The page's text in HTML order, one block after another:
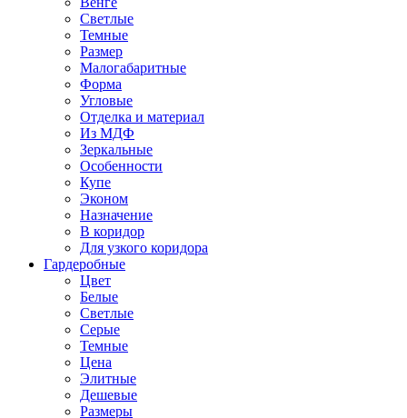
Светлые
Темные
Размер
Малогабаритные
Форма
Угловые
Отделка и материал
Из МДФ
Зеркальные
Особенности
Купе
Эконом
Назначение
В коридор
Для узкого коридора
Гардеробные
Цвет
Белые
Светлые
Серые
Темные
Цена
Элитные
Дешевые
Размеры